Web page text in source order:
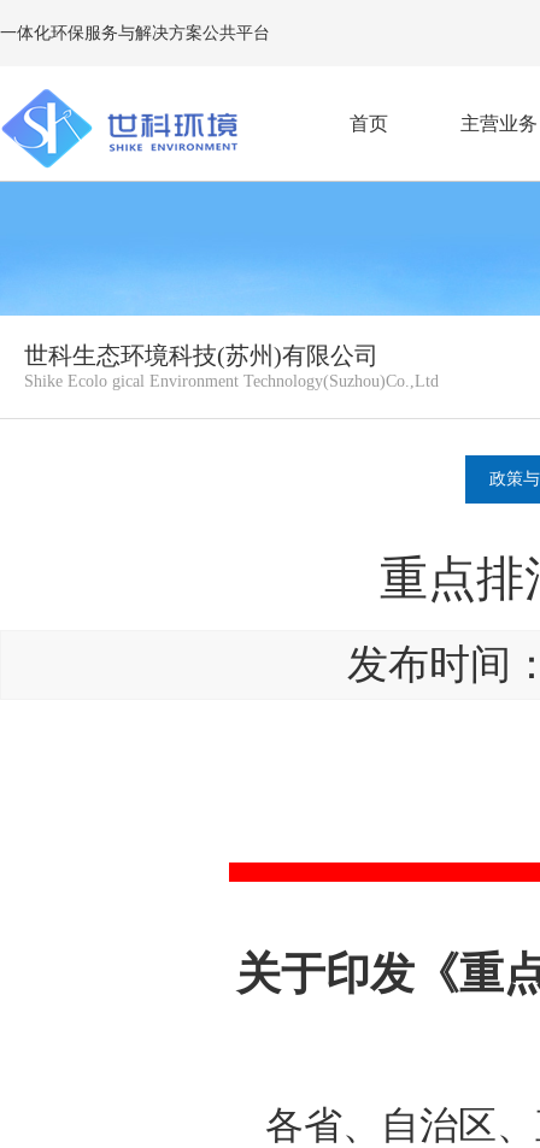
一体化环保服务与解决方案公共平台
首页 主营业务
世科生态环境科技(苏州)有限公司
Shike Ecolo gical Environment Technology(Suzhou)Co.,Ltd
政策
重点排
发布时间
关于印发《重
各省、自治区